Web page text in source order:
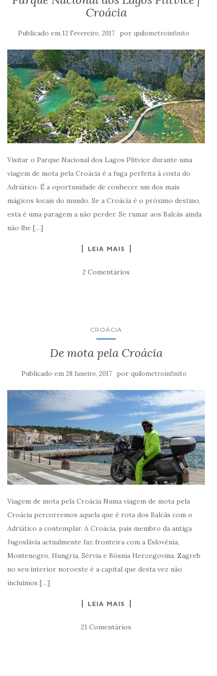
Croácia
Publicado em 12 Fevereiro, 2017 por quilometroinfinito
Visitar o Parque Nacional dos Lagos Plitvice durante uma
viagem de mota pela Croácia é a fuga perfeita à costa do
Adriático. É a oportunidade de conhecer um dos mais
mágicos locais do mundo. Se a Croácia é o próximo destino,
esta é uma paragem a não perder. Se rumar aos Balcãs ainda
não lhe […]
LEIA MAIS
2 Comentários
CROÁCIA
De mota pela Croácia
Publicado em 28 Janeiro, 2017 por quilometroinfinito
Viagem de mota pela Croácia Numa viagem de mota pela
Croácia percorremos aquela que é rota dos Balcãs com o
Adriático a contemplar. A Croácia, país membro da antiga
Jugoslávia actualmente faz fronteira com a Eslovénia,
Montenegro, Hungria, Sérvia e Bósnia Herzegovina. Zagreb
no seu interior noroeste é a capital que desta vez não
incluímos […]
LEIA MAIS
21 Comentários